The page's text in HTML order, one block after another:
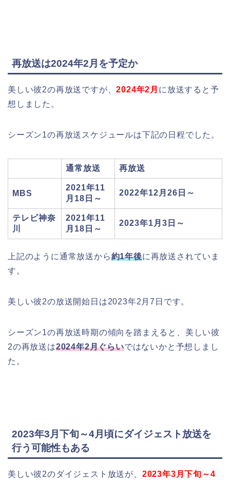
再放送は2024年2月を予定か
美しい彼2の再放送ですが、2024年2月 に放送すると予
想しました。
シーズン1の再放送スケジュールは下記の日程でした。
通常放送 再放送
MBS
2021年11
月18日～
2022年12月26日～
テレビ神奈
川
2021年11
月18日～
2023年1月3日～
上記のように通常放送から約1年後に再放送されていま
す。
美しい彼2の放送開始日は2023年2月7日です。
シーズン1の再放送時期の傾向を踏まえると、美しい彼
2の再放送は2024年2月ぐらいではないかと予想しまし
た。
2023年3月下旬～4月頃にダイジェスト放送を
行う可能性もある
美しい彼2のダイジェスト放送が、 2023年3月下旬～4